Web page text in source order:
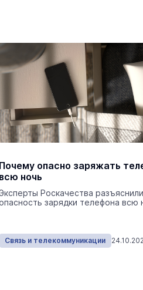
Выставка «… И птичка
Музеи
Почему опасно заряжать
всю ночь
Роскачества
опасность зарядки телефона всю
Связь и телекоммуникации